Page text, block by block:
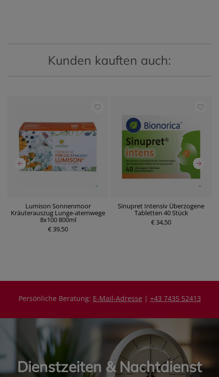
Kunden kauften auch:
Lumison Sonnenmoor
Kräuterauszug Lunge-atemwege
8x100 800ml
€ 39,50
Sinupret Intensiv Überzogene
Tabletten 40 Stück
€ 34,50
Persönliche Beratung: E-Mail-Adresse | +43 7435 52413
Dienstzeiten & Nachtdienst